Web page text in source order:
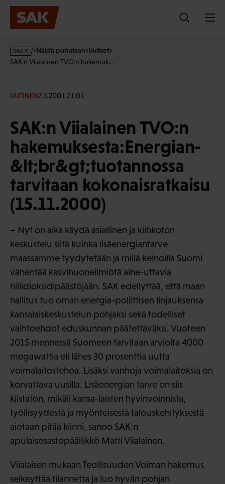
Hyppää
sisältöön
s
a
f
Näistä puhutaan Uutiset
SAK:n Viialainen TVO:n hakemuk…
UUTINEN7.1.2001 21:01
SAK:n Viialainen TVO:n
hakemuksesta:Energian-
&lt;br&gt;tuotannossa
tarvitaan kokonaisratkaisu
(15.11.2000)
– Nyt on aika käydä asiallinen ja kiihkoton
keskustelu siitä kuinka lisäenergiantarve
maassamme tyydytetään ja millä keinoilla Suomi
vähentää kasvihuoneilmiötä aihe-uttavia
hiilidioksidipäästöjään. SAK edellyttää, että maan
hallitus tuo oman energia-poliittisen linjauksensa
kansalaiskeskustelun pohjaksi sekä todelliset
vaihtoehdot eduskunnan päätettäväksi. Vuoteen
2015 mennessä Suomeen tarvitaan arviolta 4000
megawattia eli lähes 30 prosenttia uutta
voimalaitostehoa. Lisäksi vanhoja voimalaitoksia on
korvattava uusilla. Lisäenergian tarve on siis
kiistaton, mikäli kansa-laisten hyvinvoinnista,
työllisyydestä ja myönteisestä talouskehityksestä
aiotaan pitää kiinni, sanoo SAK:n
apulaisosastopäällikkö Matti Viialainen.
Viialaisen mukaan Teollisuuden Voiman hakemus
selkeyttää tilannetta ja luo hyvän pohjan